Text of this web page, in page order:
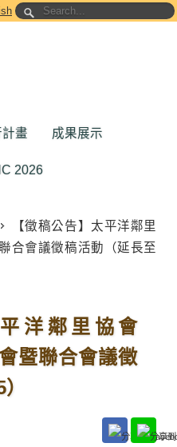
畫 成果展示
2026
【徵稿公告】太平洋鄰里
合會議徵稿活動（延長至
洋鄰里協會
暨聯合會議徵